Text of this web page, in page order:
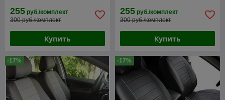
255 руб./комплект
300 руб./комплект
Купить
255 руб./комплект
300 руб./комплект
Купить
-17% -17%